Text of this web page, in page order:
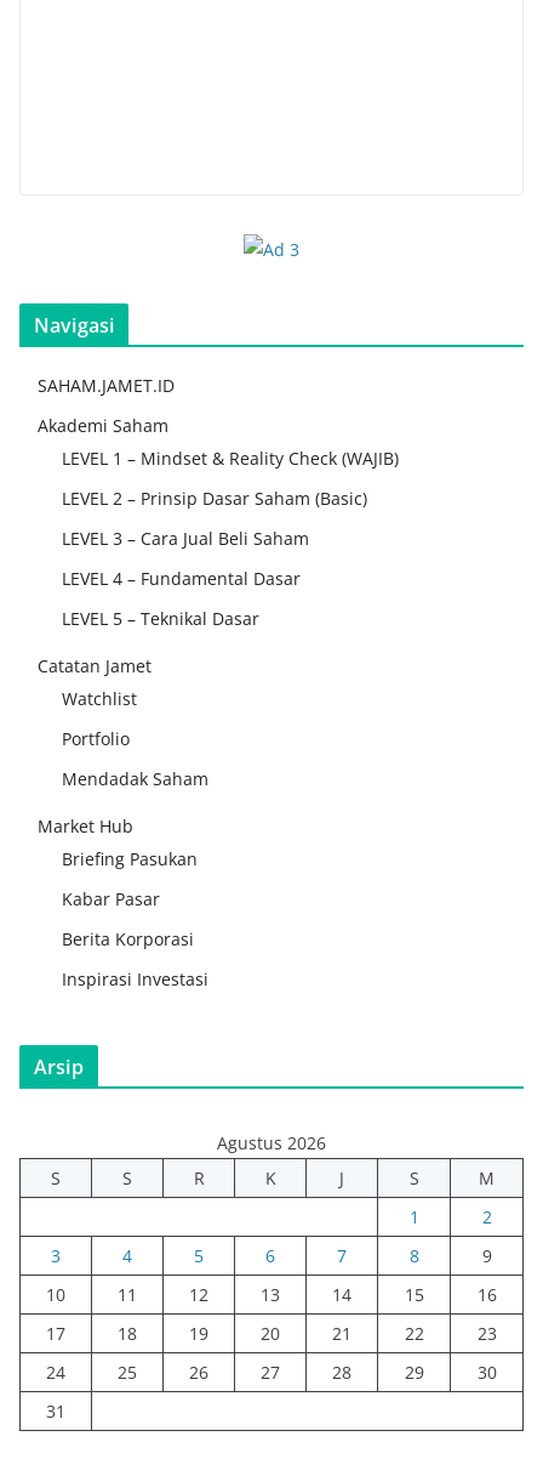
Navigasi
SAHAM.JAMET.ID
Akademi Saham
LEVEL 1 – Mindset & Reality Check (WAJIB)
LEVEL 2 – Prinsip Dasar Saham (Basic)
LEVEL 3 – Cara Jual Beli Saham
LEVEL 4 – Fundamental Dasar
LEVEL 5 – Teknikal Dasar
Catatan Jamet
Watchlist
Portfolio
Mendadak Saham
Market Hub
Briefing Pasukan
Kabar Pasar
Berita Korporasi
Inspirasi Investasi
Arsip
Agustus 2026
S
S R K J S
M
1
2
3
4 5 6 7 8
9
10
11 12 13 14 15
16
17
18 19 20 21 22
23
24
25 26 27 28 29
30
31